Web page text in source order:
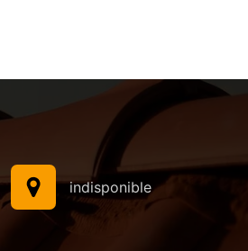
indisponible